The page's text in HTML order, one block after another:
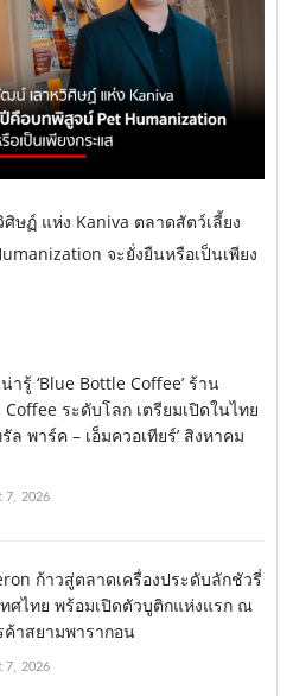
ษฏ์ แห่ง Kaniva ตลาดสัตว์เลี้ยง
จะยั่งยืนหรือเป็นเพียง
น่ารู้ ‘Blue Bottle Coffee’ ร้าน
Coffee ระดับโลก เตรียมเปิดในไทย
ล พาร์ค – เอ็มควอเทียร์’ สิงหาคม
7, 2026
ก้าวสู่ตลาดเครื่องประดับลักชัวรี่
ศไทย พร้อมเปิดตัวบูติกแห่งแรก ณ
าสยามพารากอน
7, 2026